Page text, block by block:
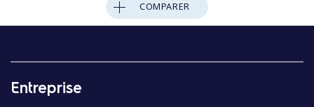
COMPARER
Entreprise